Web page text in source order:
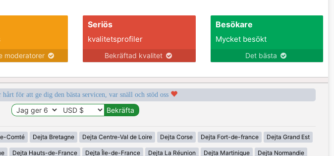
moderatorer
Seriös
kvalitetsprofiler
Bekräftad kvalitet
Besökare
Mycket besökt
Det bästa
hårt för att ge dig den bästa servicen, var snäll och stöd oss
Comté Dejta Bretagne Dejta Centre-Val de Loire Dejta Corse Dejta Fort-de-france Dejta Grand Est
Dejta Hauts-de-France Dejta Île-de-France Dejta La Réunion Dejta Martinique Dejta Normandie